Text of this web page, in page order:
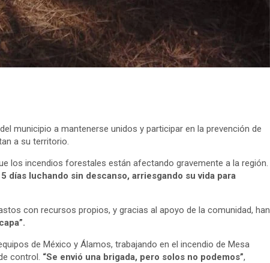
municipio a mantenerse unidos y participar en la prevención de
a su territorio.
los incendios forestales están afectando gravemente a la región.
días luchando sin descanso, arriesgando su vida para
con recursos propios, y gracias al apoyo de la comunidad, han
de México y Álamos, trabajando en el incendio de Mesa
control. “Se envió una brigada, pero solos no podemos”,